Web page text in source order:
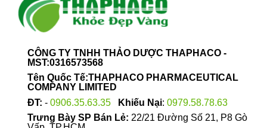
CÔNG TY TNHH THẢO DƯỢC THAPHACO -
MST:0316573568
Tên Quốc Tế:THAPHACO PHARMACEUTICAL
COMPANY LIMITED
ĐT: - 0906.35.63.35 Khiếu Nại: 0979.58.78.63
Trưng Bày SP Bán Lẻ: 22/21 Đường Số 21, P8 Gò